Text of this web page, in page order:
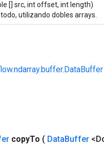
[] src, int offset, int length)
utilizando dobles arrays.
copyTo ( DataBuffer